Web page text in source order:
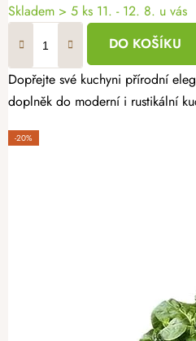
Skladem > 5 ks 11. - 12. 8. u vás
DO KOŠÍKU
Dopřejte své kuchyni přírodní
doplněk do moderní i rustikální
-20%